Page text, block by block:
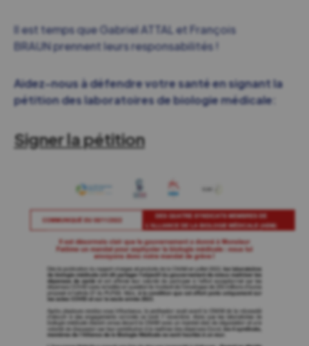
Il est temps que Gabriel ATTAL et François
BRAUN prennent leurs responsabilités !
Aidez-nous à défendre votre santé en signant la
pétition des laboratoires de biologie médicale:
Signer la pétition